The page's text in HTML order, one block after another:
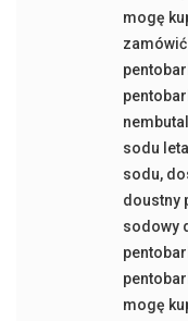
mogę
sodu
sodu,
doustny
sodowy
mogę